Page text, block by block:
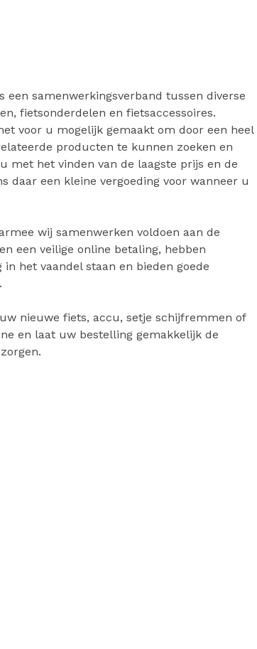
een samenwerkingsverband tussen diverse
fietsonderdelen en fietsaccessoires.
voor u mogelijk gemaakt om door een heel
producten te kunnen zoeken en
met het vinden van de laagste prijs en de
daar een kleine vergoeding voor wanneer u
wij samenwerken voldoen aan de
een veilige online betaling, hebben
in het vaandel staan en bieden goede
nieuwe fiets, accu, setje schijfremmen of
en laat uw bestelling gemakkelijk de